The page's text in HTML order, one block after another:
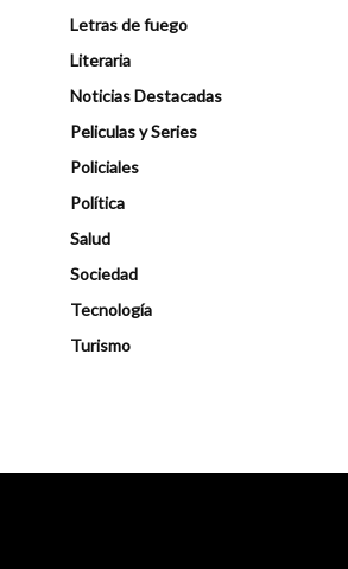
Letras de fuego
Literaria
Noticias Destacadas
Peliculas y Series
Policiales
Política
Salud
Sociedad
Tecnología
Turismo